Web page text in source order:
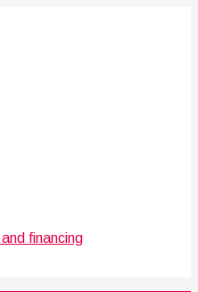
financing